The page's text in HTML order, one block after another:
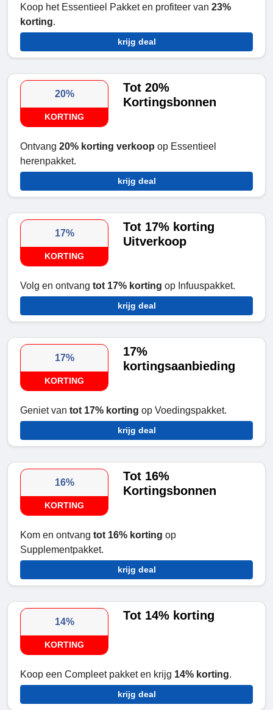
Koop het Essentieel Pakket en profiteer van 23%
korting.
krijg deal
20%
KORTING
Tot 20%
Kortingsbonnen
Ontvang 20% korting verkoop op Essentieel
herenpakket.
krijg deal
17%
KORTING
Tot 17% korting
Uitverkoop
Volg en ontvang tot 17% korting op Infuuspakket.
krijg deal
17%
KORTING
17%
kortingsaanbieding
Geniet van tot 17% korting op Voedingspakket.
krijg deal
16%
KORTING
Tot 16%
Kortingsbonnen
Kom en ontvang tot 16% korting op
Supplementpakket.
krijg deal
14%
KORTING
Tot 14% korting
Koop een Compleet pakket en krijg 14% korting.
krijg deal